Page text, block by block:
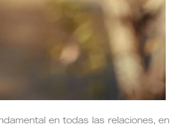
en todas las relaciones, en